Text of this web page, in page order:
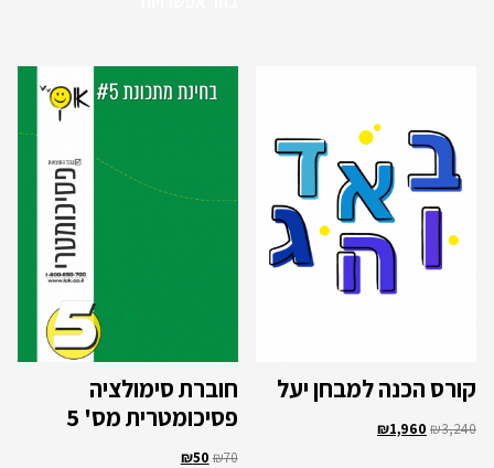
קורס הכנה למבחן יעל
₪3,240
₪1,960
חוברת סימולציה
פסיכומטרית מס' 5
₪70
₪50